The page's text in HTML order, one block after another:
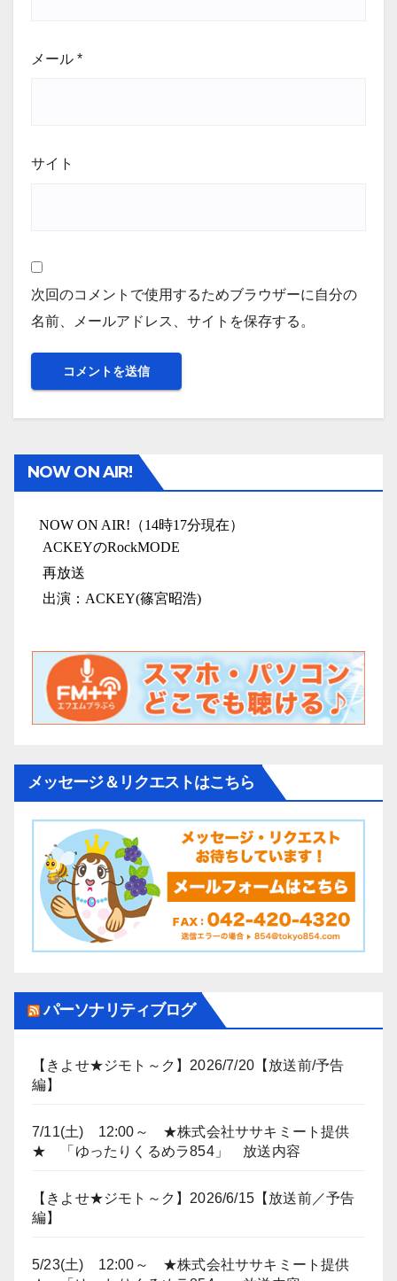
メール *
サイト
次回のコメントで使用するためブラウザーに自分の
名前、メールアドレス、サイトを保存する。
NOW ON AIR!
メッセージ＆リクエストはこちら
パーソナリティブログ
【きよせ★ジモト～ク】2026/7/20【放送前/予告
編】
7/11(土) 12:00～ ★株式会社ササキミート提供
★ 「ゆったりくるめラ854」 放送内容
【きよせ★ジモト～ク】2026/6/15【放送前／予告
編】
5/23(土) 12:00～ ★株式会社ササキミート提供